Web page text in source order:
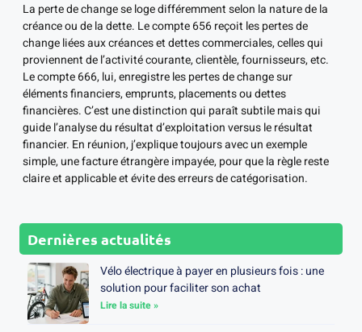
La perte de change se loge différemment selon la nature de la
créance ou de la dette. Le compte 656 reçoit les pertes de
change liées aux créances et dettes commerciales, celles qui
proviennent de l’activité courante, clientèle, fournisseurs, etc.
Le compte 666, lui, enregistre les pertes de change sur
éléments financiers, emprunts, placements ou dettes
financières. C’est une distinction qui paraît subtile mais qui
guide l’analyse du résultat d’exploitation versus le résultat
financier. En réunion, j’explique toujours avec un exemple
simple, une facture étrangère impayée, pour que la règle reste
claire et applicable et évite des erreurs de catégorisation.
Dernières actualités
Vélo électrique à payer en plusieurs fois : une
solution pour faciliter son achat
Lire la suite »